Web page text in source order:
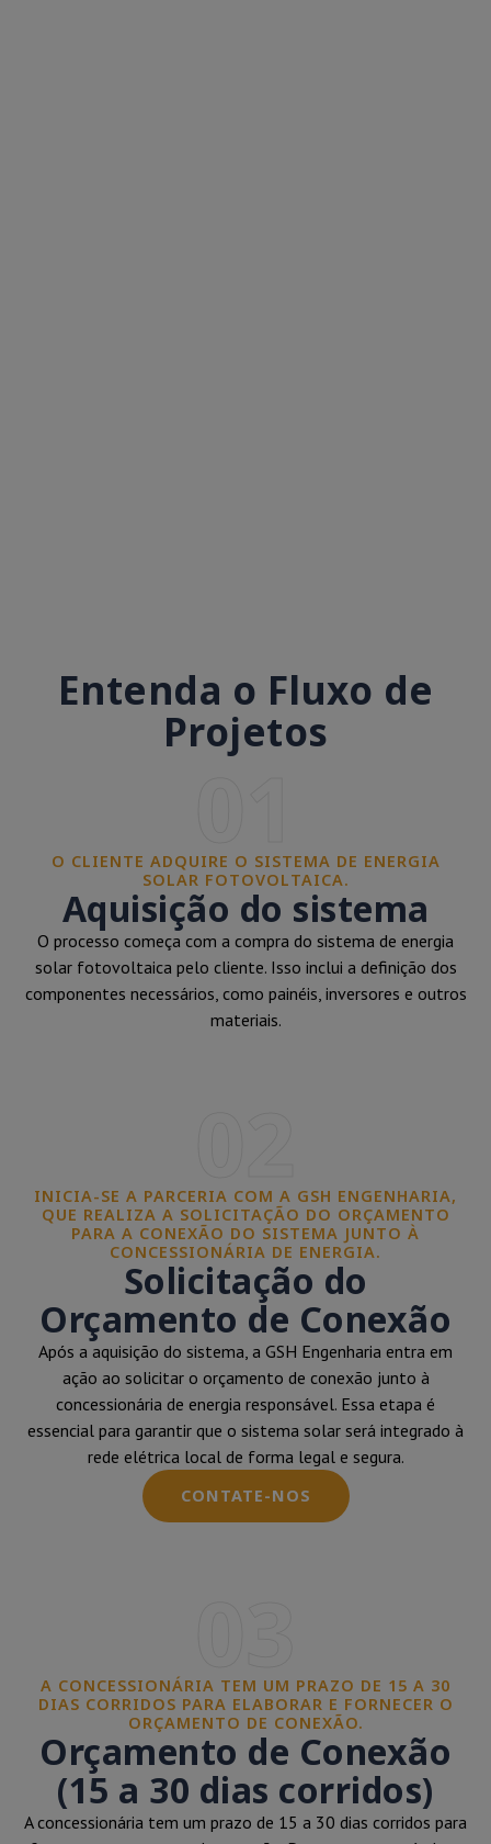
Entenda o Fluxo de
Projetos
O CLIENTE ADQUIRE O SISTEMA DE ENERGIA
SOLAR FOTOVOLTAICA.
Aquisição do sistema
O processo começa com a compra do sistema de energia
solar fotovoltaica pelo cliente. Isso inclui a definição dos
componentes necessários, como painéis, inversores e outros
materiais.
INICIA-SE A PARCERIA COM A GSH ENGENHARIA,
QUE REALIZA A SOLICITAÇÃO DO ORÇAMENTO
PARA A CONEXÃO DO SISTEMA JUNTO À
CONCESSIONÁRIA DE ENERGIA.
Solicitação do
Orçamento de Conexão
Após a aquisição do sistema, a GSH Engenharia entra em
ação ao solicitar o orçamento de conexão junto à
concessionária de energia responsável. Essa etapa é
essencial para garantir que o sistema solar será integrado à
rede elétrica local de forma legal e segura.
CONTATE-NOS
A CONCESSIONÁRIA TEM UM PRAZO DE 15 A 30
DIAS CORRIDOS PARA ELABORAR E FORNECER O
ORÇAMENTO DE CONEXÃO.
Orçamento de Conexão
(15 a 30 dias corridos)
A concessionária tem um prazo de 15 a 30 dias corridos para